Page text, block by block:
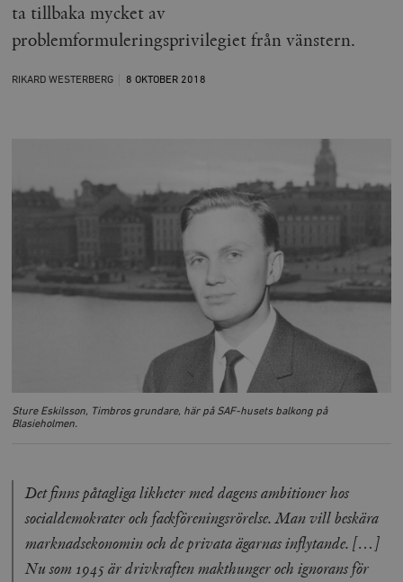
ta tillbaka mycket av
problemformuleringsprivilegiet från vänstern.
RIKARD WESTERBERG 8 OKTOBER 2018
Sture Eskilsson, Timbros grundare, här på SAF-husets balkong på
Blasieholmen.
Det finns påtagliga likheter med dagens ambitioner hos
socialdemokrater och fackföreningsrörelse. Man vill beskära
marknadsekonomin och de privata ägarnas inflytande. […]
Nu som 1945 är drivkraften makthunger och ignorans för